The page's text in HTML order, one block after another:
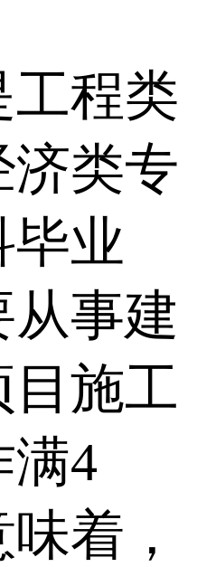
工程类
济类专
毕业
事建
施工
满4
着，